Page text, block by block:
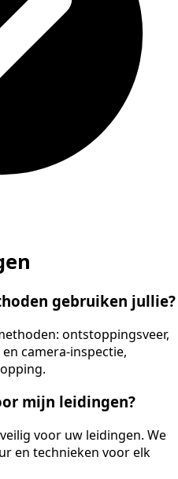
gebruiken jullie?
ontstoppingsveer,
camera-inspectie,
mijn leidingen?
voor uw leidingen. We
en technieken voor elk